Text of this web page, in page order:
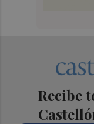
Recibe